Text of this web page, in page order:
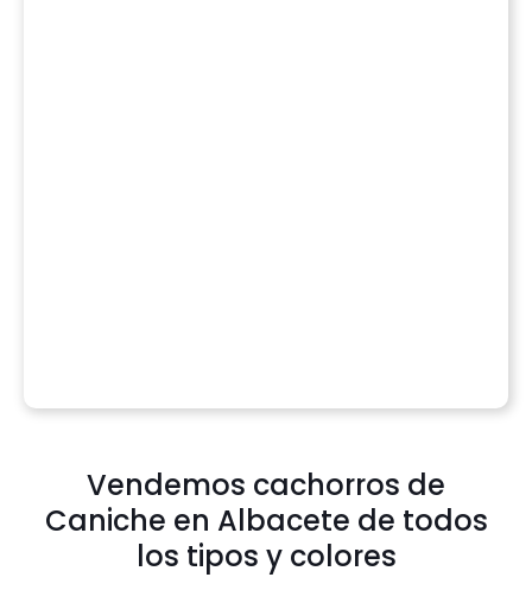
Vendemos cachorros de
Caniche en Albacete de todos
los tipos y colores